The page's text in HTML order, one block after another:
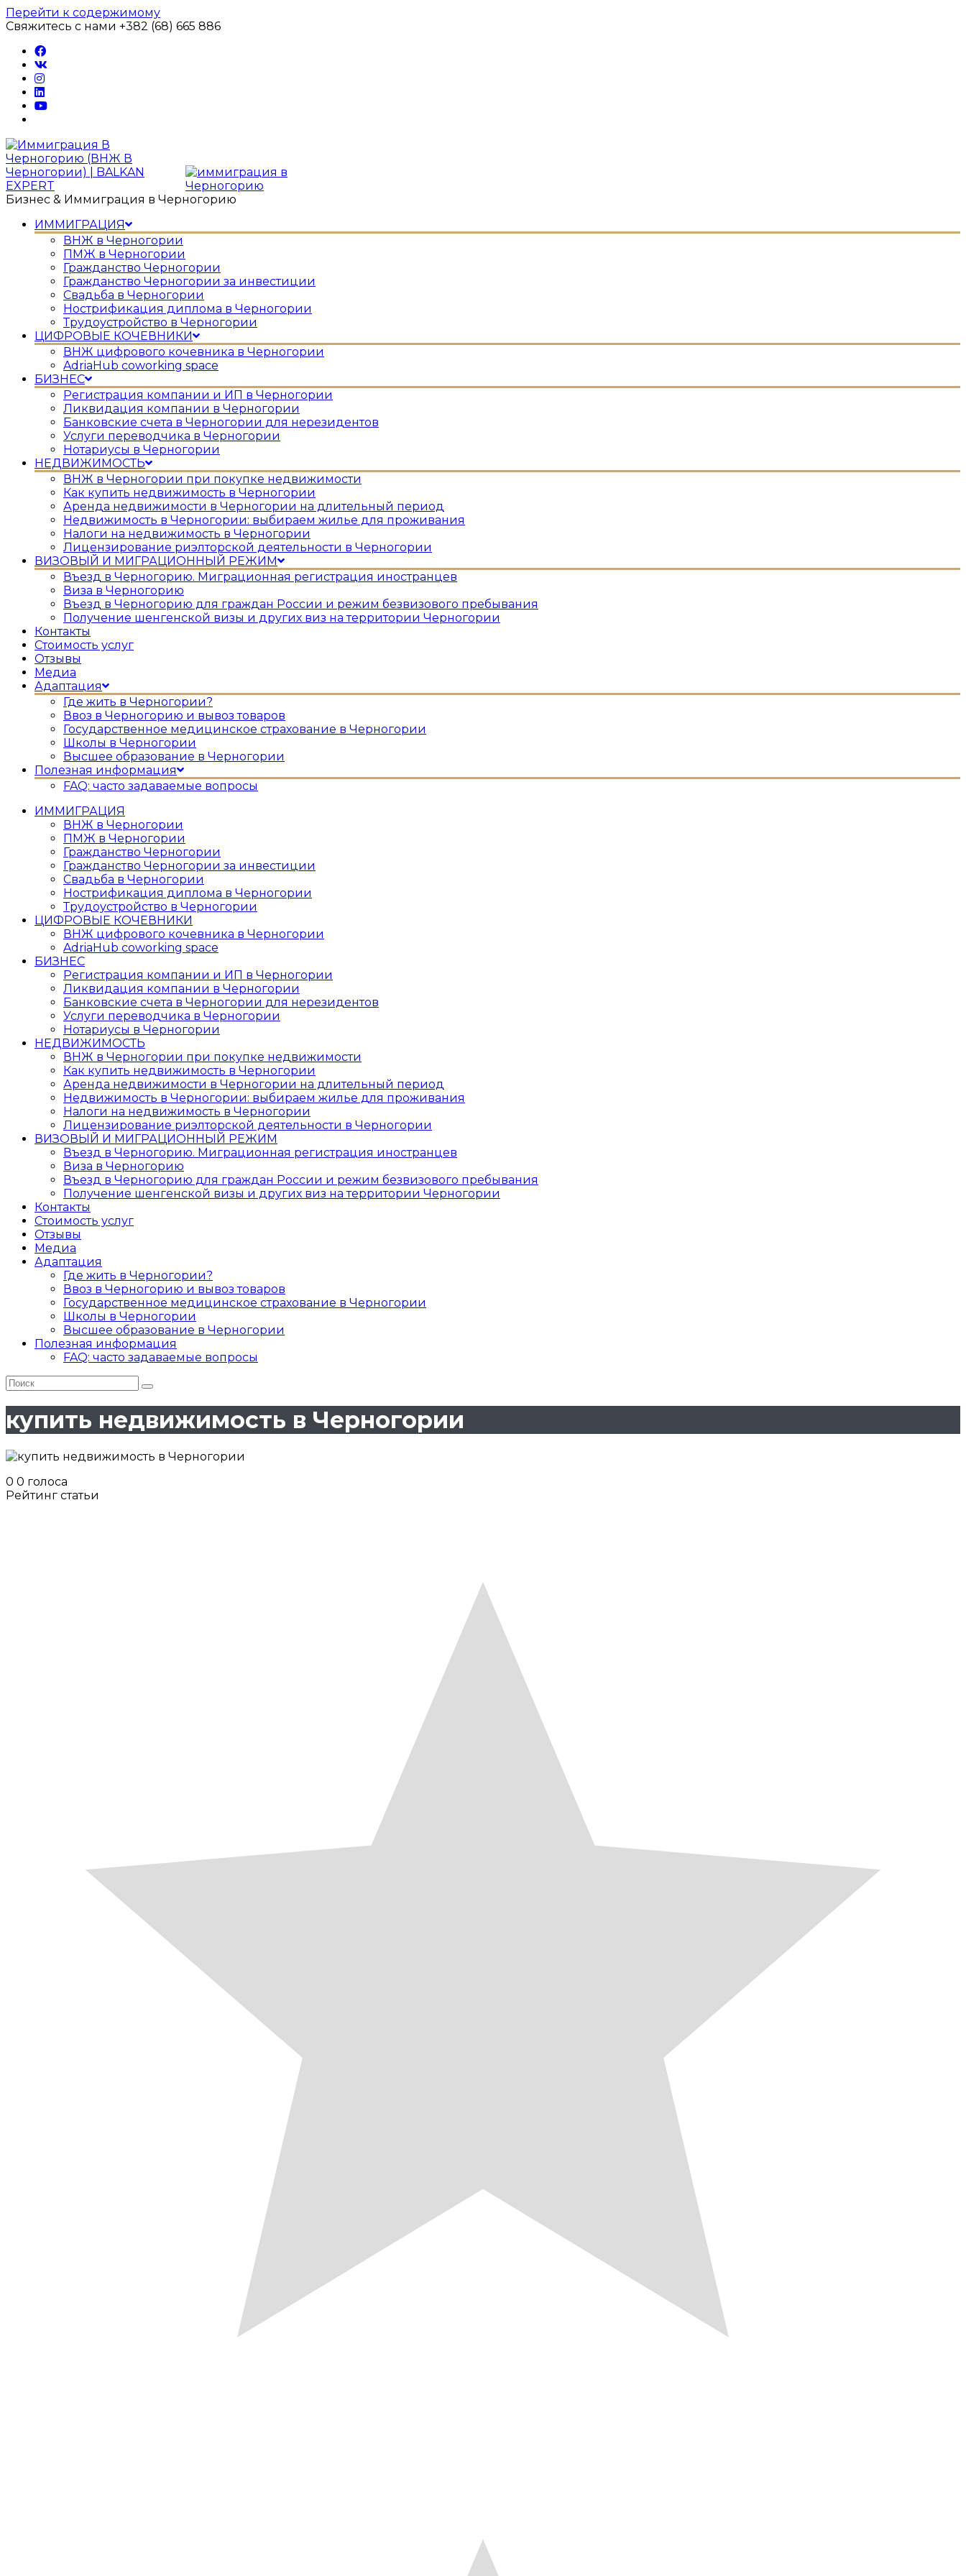
Перейти к содержимому
Свяжитесь с нами +382 (68) 665 886
Бизнес & Иммиграция в Черногорию
ИММИГРАЦИЯ
ВНЖ в Черногории
ПМЖ в Черногории
Гражданство Черногории
Гражданство Черногории за инвестиции
Свадьба в Черногории
Нострификация диплома в Черногории
Трудоустройство в Черногории
ЦИФРОВЫЕ КОЧЕВНИКИ
ВНЖ цифрового кочевника в Черногории
AdriaHub coworking space
БИЗНЕС
Регистрация компании и ИП в Черногории
Ликвидация компании в Черногории
Банковские счета в Черногории для нерезидентов
Услуги переводчика в Черногории
Нотариусы в Черногории
НЕДВИЖИМОСТЬ
ВНЖ в Черногории при покупке недвижимости
Как купить недвижимость в Черногории
Аренда недвижимости в Черногории на длительный период
Недвижимость в Черногории: выбираем жилье для проживания
Налоги на недвижимость в Черногории
Лицензирование риэлторской деятельности в Черногории
ВИЗОВЫЙ И МИГРАЦИОННЫЙ РЕЖИМ
Въезд в Черногорию. Миграционная регистрация иностранцев
Виза в Черногорию
Въезд в Черногорию для граждан России и режим безвизового пребывания
Получение шенгенской визы и других виз на территории Черногории
Контакты
Стоимость услуг
Отзывы
Медиа
Адаптация
Где жить в Черногории?
Ввоз в Черногорию и вывоз товаров
Государственное медицинское страхование в Черногории
Школы в Черногории
Высшее образование в Черногории
Полезная информация
FAQ: часто задаваемые вопросы
ИММИГРАЦИЯ
ВНЖ в Черногории
ПМЖ в Черногории
Гражданство Черногории
Гражданство Черногории за инвестиции
Свадьба в Черногории
Нострификация диплома в Черногории
Трудоустройство в Черногории
ЦИФРОВЫЕ КОЧЕВНИКИ
ВНЖ цифрового кочевника в Черногории
AdriaHub coworking space
БИЗНЕС
Регистрация компании и ИП в Черногории
Ликвидация компании в Черногории
Банковские счета в Черногории для нерезидентов
Услуги переводчика в Черногории
Нотариусы в Черногории
НЕДВИЖИМОСТЬ
ВНЖ в Черногории при покупке недвижимости
Как купить недвижимость в Черногории
Аренда недвижимости в Черногории на длительный период
Недвижимость в Черногории: выбираем жилье для проживания
Налоги на недвижимость в Черногории
Лицензирование риэлторской деятельности в Черногории
ВИЗОВЫЙ И МИГРАЦИОННЫЙ РЕЖИМ
Въезд в Черногорию. Миграционная регистрация иностранцев
Виза в Черногорию
Въезд в Черногорию для граждан России и режим безвизового пребывания
Получение шенгенской визы и других виз на территории Черногории
Контакты
Стоимость услуг
Отзывы
Медиа
Адаптация
Где жить в Черногории?
Ввоз в Черногорию и вывоз товаров
Государственное медицинское страхование в Черногории
Школы в Черногории
Высшее образование в Черногории
Полезная информация
FAQ: часто задаваемые вопросы
купить недвижимость в Черногории
0 0 голоса
Рейтинг статьи